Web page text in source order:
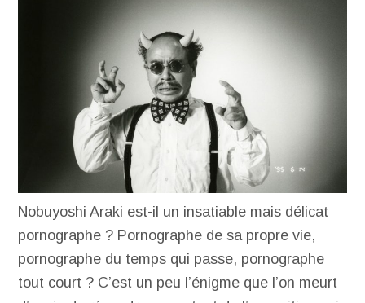
Nobuyoshi Araki est-il un insatiable mais délicat
pornographe ? Pornographe de sa propre vie,
pornographe du temps qui passe, pornographe
tout court ? C’est un peu l’énigme que l’on meurt